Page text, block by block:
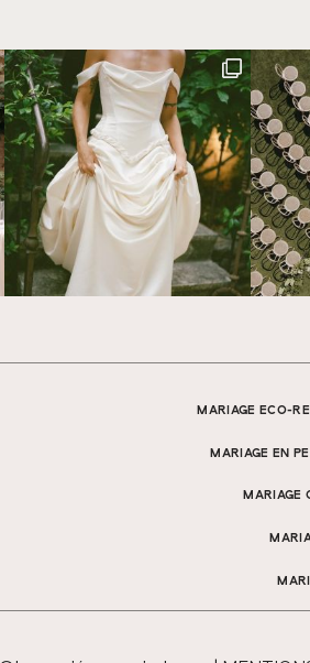
MARIAGE ECO-
MARIAGE EN
MARIAGE